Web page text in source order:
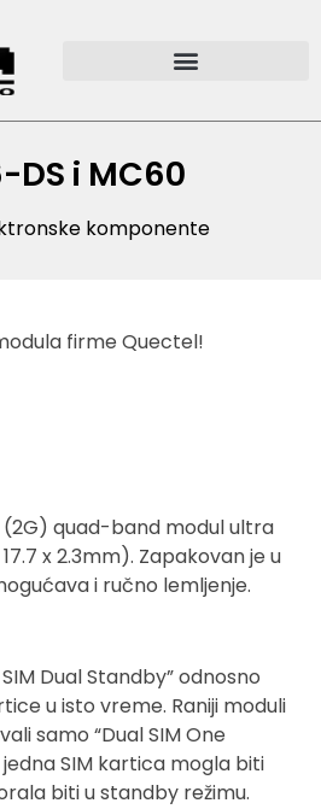
i MC60
komponente
firme Quectel!
(2G) quad-band modul ultra
x 2.3mm). Zapakovan je u
i ručno lemljenje.
Dual Standby” odnosno
u isto vreme. Raniji moduli
samo “Dual SIM One
SIM kartica mogla biti
biti u standby režimu.